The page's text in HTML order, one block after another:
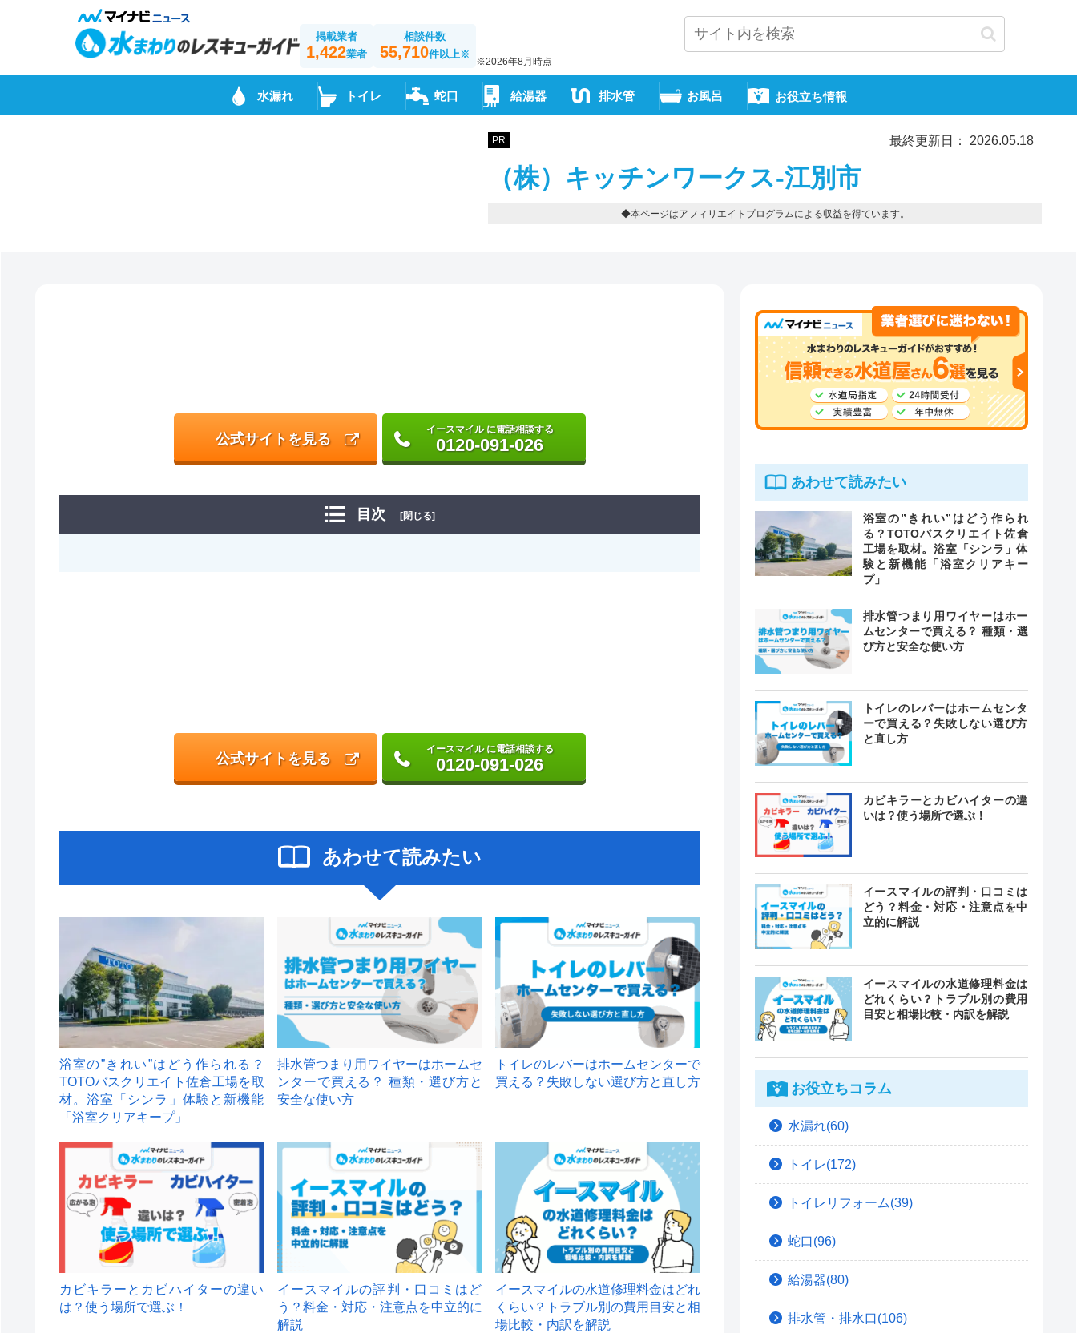
掲載業者
1,422業者
相談件数
55,710件以上※
※2026年8月時点
水漏れ トイレ 蛇口 給湯器 排水管 お風呂 お役立ち情報
PR 最終更新日： 2026.05.18
（株）キッチンワークス-江別市
◆本ページはアフィリエイトプログラムによる収益を得ています。
公式サイトを見る
イースマイル に電話相談する
0120-091-026
目次 [閉じる]
公式サイトを見る
イースマイル に電話相談する
0120-091-026
あわせて読みたい
浴室の”きれい”はどう作られる？
TOTOバスクリエイト佐倉工場を取
材。浴室「シンラ」体験と新機能
「浴室クリアキープ」
排水管つまり用ワイヤーはホームセ
ンターで買える？ 種類・選び方と
安全な使い方
トイレのレバーはホームセンターで
買える？失敗しない選び方と直し方
カビキラーとカビハイターの違い
は？使う場所で選ぶ！
イースマイルの評判・口コミはど
う？料金・対応・注意点を中立的に
解説
イースマイルの水道修理料金はどれ
くらい？トラブル別の費用目安と相
場比較・内訳を解説
あわせて読みたい
浴室の”きれい”はどう作られ
る？TOTOバスクリエイト佐倉
工場を取材。浴室「シンラ」体
験と新機能「浴室クリアキー
プ」
排水管つまり用ワイヤーはホー
ムセンターで買える？ 種類・選
び方と安全な使い方
トイレのレバーはホームセンタ
ーで買える？失敗しない選び方
と直し方
カビキラーとカビハイターの違
いは？使う場所で選ぶ！
イースマイルの評判・口コミは
どう？料金・対応・注意点を中
立的に解説
イースマイルの水道修理料金は
どれくらい？トラブル別の費用
目安と相場比較・内訳を解説
お役立ちコラム
水漏れ(60)
トイレ(172)
トイレリフォーム(39)
蛇口(96)
給湯器(80)
排水管・排水口(106)